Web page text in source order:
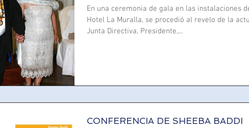
En una ceremonia de gala en las instalaciones
Hotel La Muralla, se procedió al revelo de la
Junta Directiva, Presidente,...
CONFERENCIA DE SHEEBA BADDI